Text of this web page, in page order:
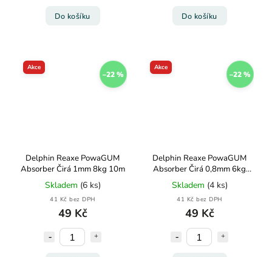
Do košíku Do košíku
Akce
–22 %
Delphin Reaxe PowaGUM
Absorber Čirá 1mm 8kg 10m
Skladem (6 ks)
41 Kč bez DPH
49 Kč
Akce
–22 %
Delphin Reaxe PowaGUM
Absorber Čirá 0,8mm 6kg
10m
Skladem (4 ks)
41 Kč bez DPH
49 Kč